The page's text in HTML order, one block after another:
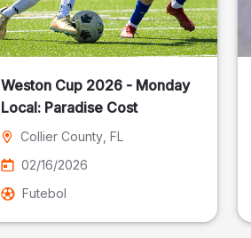
Weston Cup 2026 - Monday
Local: Paradise Cost
Collier County, FL
02/16/2026
Futebol